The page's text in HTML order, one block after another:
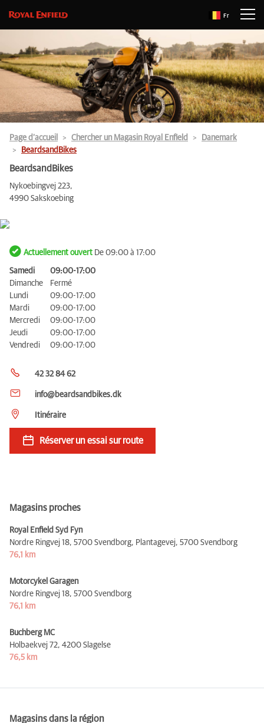
Fr
Page d’accueil Chercher un Magasin Royal Enfield
Danemark
BeardsandBikes
BeardsandBikes
Nykoebingvej 223,
4990 Sakskoebing
Actuellement ouvert De 09:00 à 17:00
Samedi
09:00-17:00
Dimanche
Fermé
Lundi
09:00-17:00
Mardi
09:00-17:00
Mercredi
09:00-17:00
Jeudi
09:00-17:00
Vendredi
09:00-17:00
42 32 84 62
info@beardsandbikes.dk
Itinéraire
Réserver un essai sur route
Magasins proches
Royal Enfield Syd Fyn
Nordre Ringvej 18, 5700 Svendborg, Plantagevej, 5700 Svendborg
76,1 km
Motorcykel Garagen
Nordre Ringvej 18, 5700 Svendborg
76,1 km
Buchberg MC
Holbaekvej 72, 4200 Slagelse
76,5 km
Magasins dans la région